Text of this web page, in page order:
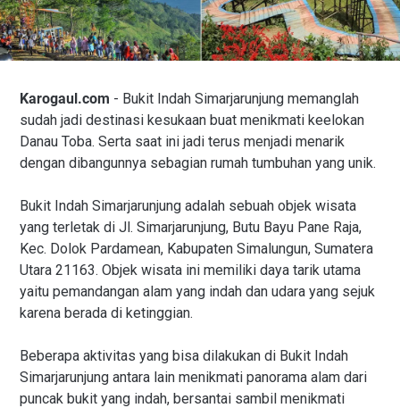
Karogaul.com - Bukit Indah Simarjarunjung memanglah
sudah jadi destinasi kesukaan buat menikmati keelokan
Danau Toba. Serta saat ini jadi terus menjadi menarik
dengan dibangunnya sebagian rumah tumbuhan yang unik.
Bukit Indah Simarjarunjung adalah sebuah objek wisata
yang terletak di Jl. Simarjarunjung, Butu Bayu Pane Raja,
Kec. Dolok Pardamean, Kabupaten Simalungun, Sumatera
Utara 21163. Objek wisata ini memiliki daya tarik utama
yaitu pemandangan alam yang indah dan udara yang sejuk
karena berada di ketinggian.
Beberapa aktivitas yang bisa dilakukan di Bukit Indah
Simarjarunjung antara lain menikmati panorama alam dari
puncak bukit yang indah, bersantai sambil menikmati